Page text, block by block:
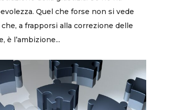
Quel che forse non si vede
a frapporsi alla correzione delle
è l’ambizione...